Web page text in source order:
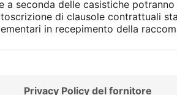
seconda delle casistiche
di clausole contrattuali
in recepimento della
Privacy Policy del fornitore